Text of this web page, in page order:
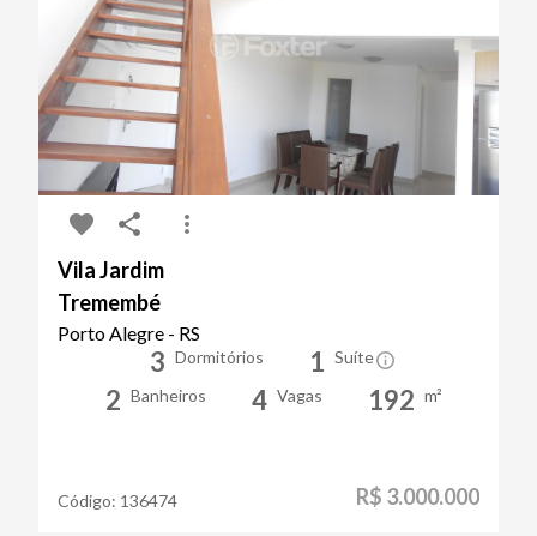
Vila Jardim
Tremembé
Porto Alegre - RS
3 Dormitórios 1 Suíte
2 Banheiros 4 Vagas 192 m²
Código: 136474 R$ 3.000.000